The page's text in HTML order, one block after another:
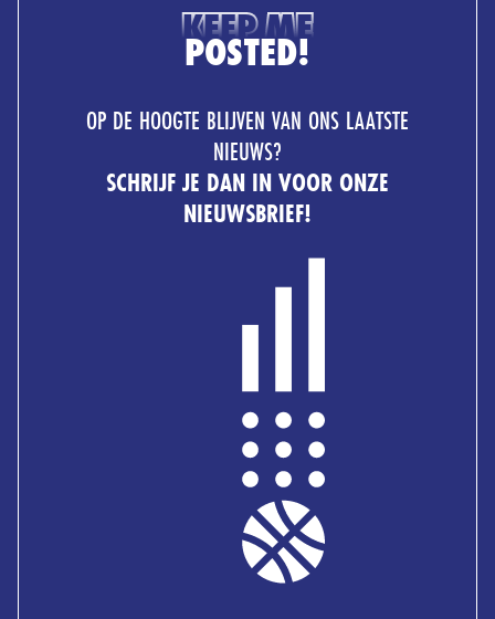
KEEP ME
POSTED!
OP DE HOOGTE BLIJVEN VAN ONS LAATSTE
NIEUWS?
SCHRIJF JE DAN IN VOOR ONZE
NIEUWSBRIEF!